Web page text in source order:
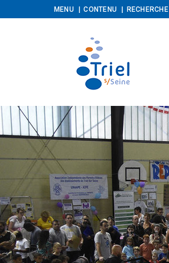
MENU CONTENU RECHERCHE